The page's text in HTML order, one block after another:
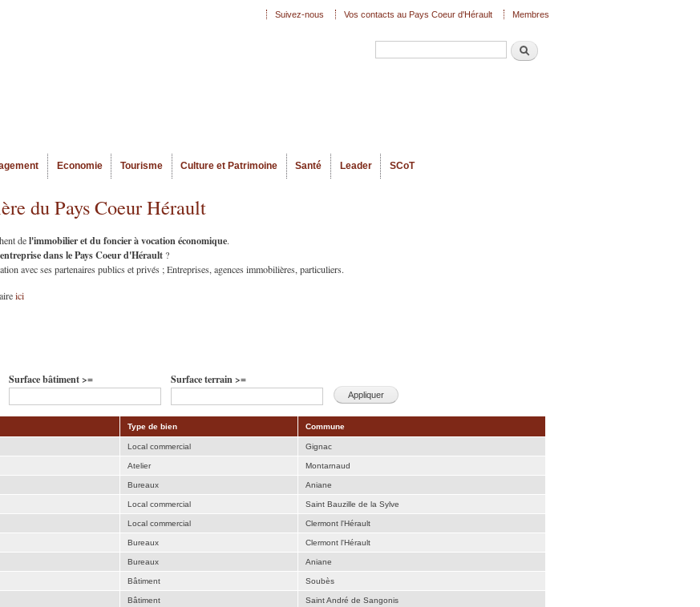
Recherche
Economie Tourisme Culture et Patrimoine Santé Leader SCoT
Suivez-nous Vos contacts au Pays Coeur d'Hérault Membres
du Pays Coeur Hérault
del'immobilier et du foncier à vocation économique.
dans le Pays Coeur d'Hérault ?
avec ses partenaires publics et privés ; Entreprises, agences immobilières, particuliers.
ici
Surface bâtiment >= Surface terrain >=
Type de bien Commune
Local commercial Gignac
Atelier Montarnaud
Bureaux Aniane
Local commercial Saint Bauzille de la Sylve
Local commercial Clermont l'Hérault
Bureaux Clermont l'Hérault
Bureaux Aniane
Bâtiment Soubès
Bâtiment Saint André de Sangonis